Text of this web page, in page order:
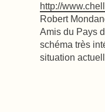
http://
Robert
Amis du Pays
schéma très
situation